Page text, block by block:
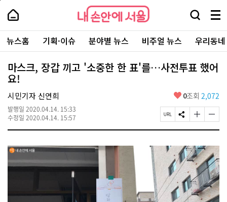
본
로
가
내
손
안
에
서
울
-
서
울
시
대
표
소
통
포
내
손
에
울
검
창
열
기
메
뉴
전
체
보
기
주
요
서
뉴스홈 기획·이슈 분야별 뉴스 비주얼 뉴스 우리동
마스크, 장갑 끼고 '소중한 한 표'를…사전투표 했어
요!
시민기자 신연희
발행일 2020.04.14. 15:33
수정일 2020.04.14. 15:57
좋
요
0조회 2,072
페
이
U
R
L
복
사
S
N
공
유
하
기
글
자
기
크
게
변
경
하
기
글
자
기
작
게
변
경
하
기
페
상
단
로